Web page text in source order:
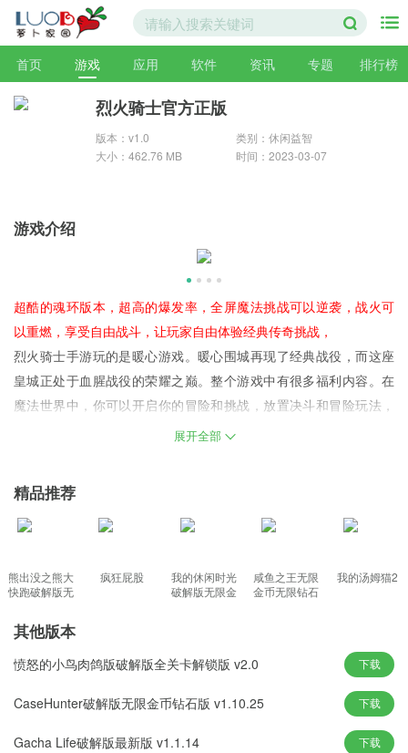
首页 游戏 应用 软件 资讯 专题 排行榜
烈火骑士官方正版
版本：v1.0
类别：休闲益智
大小：462.76 MB
时间：2023-03-07
游戏介绍
超酷的魂环版本，超高的爆发率，全屏魔法挑战可以逆袭，战火可
以重燃，享受自由战斗，让玩家自由体验经典传奇挑战，
烈火骑士手游玩的是暖心游戏。暖心围城再现了经典战役，而这座
皇城正处于血腥战役的荣耀之巅。整个游戏中有很多福利内容。在
魔法世界中，你可以开启你的冒险和挑战，放置决斗和冒险玩法，
接受各种挑战，送上数千支香烟和各种酷时尚玩法。开启魔法世界
非常丰富。
烈火骑士游戏介绍
2、在血的世界中展开决斗。而且，每件装备都能带来大量具有强大
属性加成的玩家角色，
3、选择正确的角色进行战斗，可以在更大程度上获胜，轻松击败对
4、自由贸易为玩家带来了酷炫的激情和传奇，而无限的沙攻则为玩
家带来全新的传奇之旅！
级，逆风翻盘，
展开全部
精品推荐
熊出没之熊大
快跑破解版无
疯狂屁股
我的休闲时光
破解版无限金
咸鱼之王无限
金币无限钻石
我的汤姆猫2
其他版本
愤怒的小鸟肉鸽版破解版全关卡解锁版 v2.0 下载
CaseHunter破解版无限金币钻石版 v1.10.25 下载
Gacha Life破解版最新版 v1.1.14 下载